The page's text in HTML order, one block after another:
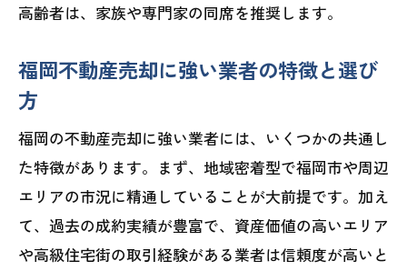
高齢者は、家族や専門家の同席を推奨します。
福岡不動産売却に強い業者の特徴と選び
方
福岡の不動産売却に強い業者には、いくつかの共通し
た特徴があります。まず、地域密着型で福岡市や周辺
エリアの市況に精通していることが大前提です。加え
て、過去の成約実績が豊富で、資産価値の高いエリア
や高級住宅街の取引経験がある業者は信頼度が高いと